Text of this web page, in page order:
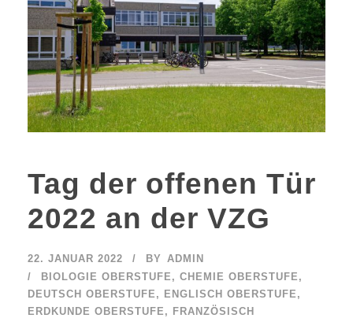
Tag der offenen Tür
2022 an der VZG
22. JANUAR 2022 BY
ADMIN
BIOLOGIE OBERSTUFE , CHEMIE OBERSTUFE ,
DEUTSCH OBERSTUFE , ENGLISCH OBERSTUFE ,
ERDKUNDE OBERSTUFE , FRANZÖSISCH